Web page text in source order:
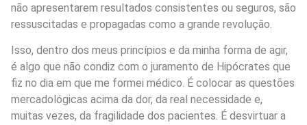
não apresentarem resultados consistentes ou seguros, são
ressuscitadas e propagadas como a grande revolução.
Isso, dentro dos meus princípios e da minha forma de agir,
é algo que não condiz com o juramento de Hipócrates que
fiz no dia em que me formei médico. É colocar as questões
mercadológicas acima da dor, da real necessidade e,
muitas vezes, da fragilidade dos pacientes. É desvirtuar a